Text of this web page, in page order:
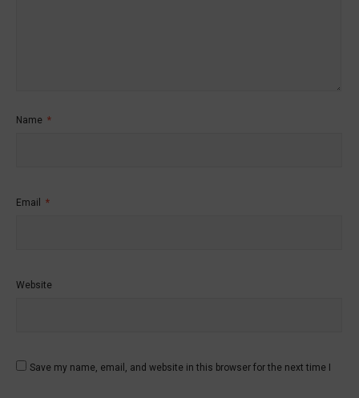
Name *
Email *
Website
Save my name, email, and website in this browser for the next time I